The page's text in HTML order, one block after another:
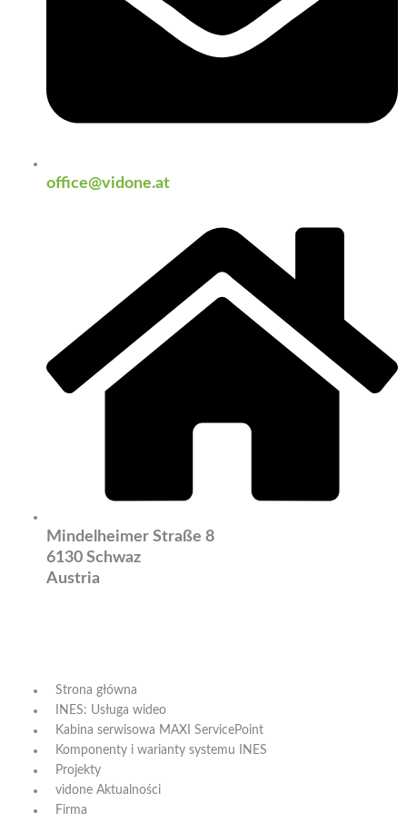
office@vidone.at
Mindelheimer Straße 8
6130 Schwaz
Austria
Strona główna
INES: Usługa wideo
Kabina serwisowa MAXI ServicePoint
Komponenty i warianty systemu INES
Projekty
vidone Aktualności
Firma